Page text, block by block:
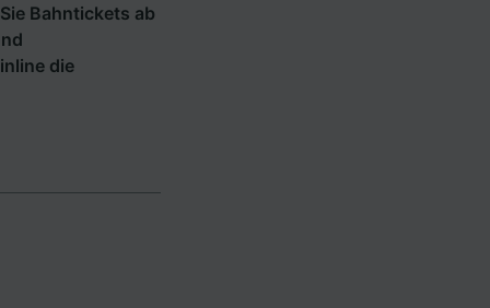
Bahntickets ab
die